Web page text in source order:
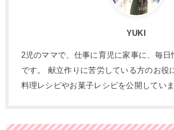
YUKI
2児のママで、仕事に育児に家事に、毎
です。 献立作りに苦労している方のお役
料理レシピやお菓子レシピを公開していま